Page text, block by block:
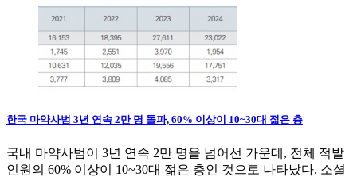
한국 마약사범 3년 연속 2만 명 돌파, 60% 이상이 10~30대 젊은 층
국내 마약사범이 3년 연속 2만 명을 넘어선 가운데, 전체 적발
인원의 60% 이상이 10~30대 젊은 층인 것으로 나타났다. 소셜